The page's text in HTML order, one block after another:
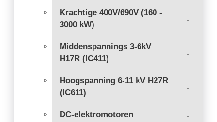
Krachtige 400V/690V (160 -
3000 kW)
→
Middenspannings 3-6kV
H17R (IC411)
→
Hoogspanning 6-11 kV H27R
(IC611)
→
DC-elektromotoren →